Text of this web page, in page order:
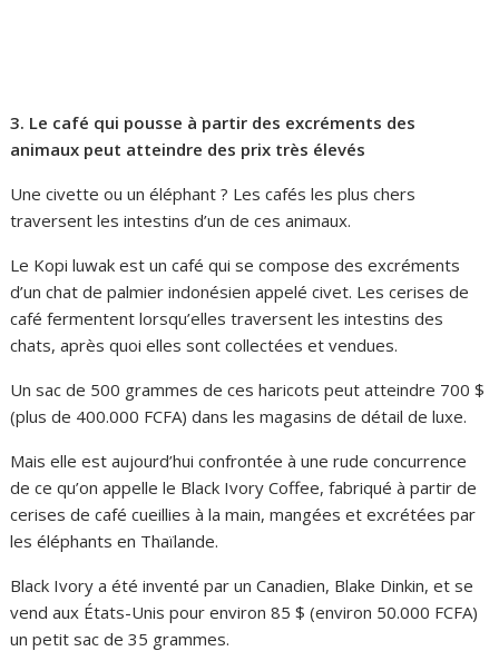
3. Le café qui pousse à partir des excréments des
animaux peut atteindre des prix très élevés
Une civette ou un éléphant ? Les cafés les plus chers
traversent les intestins d’un de ces animaux.
Le Kopi luwak est un café qui se compose des excréments
d’un chat de palmier indonésien appelé civet. Les cerises de
café fermentent lorsqu’elles traversent les intestins des
chats, après quoi elles sont collectées et vendues.
Un sac de 500 grammes de ces haricots peut atteindre 700 $
(plus de 400.000 FCFA) dans les magasins de détail de luxe.
Mais elle est aujourd’hui confrontée à une rude concurrence
de ce qu’on appelle le Black Ivory Coffee, fabriqué à partir de
cerises de café cueillies à la main, mangées et excrétées par
les éléphants en Thaïlande.
Black Ivory a été inventé par un Canadien, Blake Dinkin, et se
vend aux États-Unis pour environ 85 $ (environ 50.000 FCFA)
un petit sac de 35 grammes.